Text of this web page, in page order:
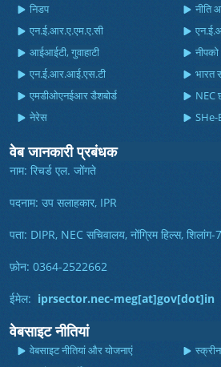
निडप
नीति
एन.ई.आर.ए.एम.ए.सी
आईआईटी, गुवाहाटी
नीपको
एन.ई.आर.आई.एस.टी
भारत
एमडीओएनईआर डैशबोर्ड
NEC
नेरेस
वेब जानकारी प्रबंधक
नाम: रिचर्ड एल. जोंगते
पदनाम: उप सलाहकार, IPR
पता: DIPR, NEC सचिवालय, नोंग्रिम हिल्स,
फ़ोन: 0364-2522662
ईमेल: iprsector.nec-meg[at]gov[dot]in
वेबसाइट नीतियां
वेबसाइट नीतियां और योजनाएं